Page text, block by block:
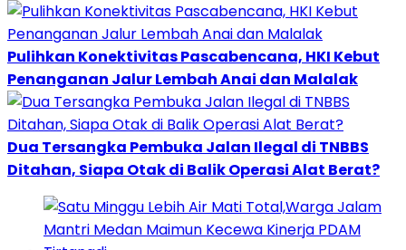
Pulihkan Konektivitas Pascabencana, HKI Kebut
Penanganan Jalur Lembah Anai dan Malalak
Dua Tersangka Pembuka Jalan Ilegal di TNBBS
Ditahan, Siapa Otak di Balik Operasi Alat Berat?